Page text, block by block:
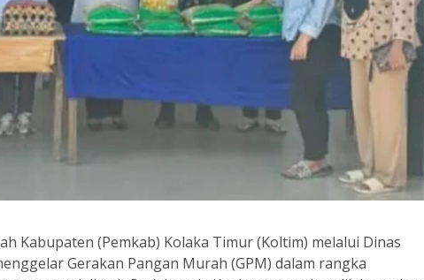
Kabupaten (Pemkab) Kolaka Timur (Koltim) melalui Dinas
Gerakan Pangan Murah (GPM) dalam rangka